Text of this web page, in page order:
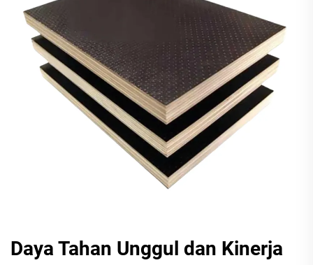
Daya Tahan Unggul dan Kinerja